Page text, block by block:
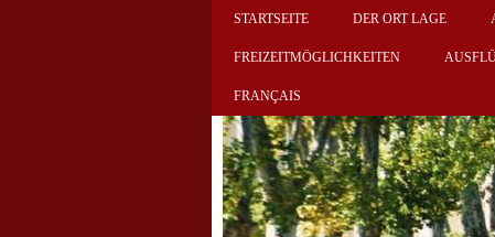
STARTSEITE DER ORT LAGE
FREIZEITMÖGLICHKEITEN
FRANÇAIS